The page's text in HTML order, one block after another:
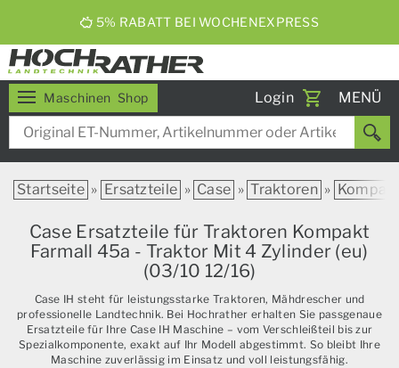
Maschinen Shop Login
Toggle
MENÜ
Startseite » Ersatzteile » Case » Traktoren »
Case Ersatzteile für Traktoren Kompakt
Farmall 45a - Traktor Mit 4 Zylinder (eu)
(03/10 12/16)
Case IH steht für leistungsstarke Traktoren, Mähdrescher und
professionelle Landtechnik. Bei Hochrather erhalten Sie passgenaue
Ersatzteile für Ihre Case IH Maschine – vom Verschleißteil bis zur
Spezialkomponente, exakt auf Ihr Modell abgestimmt. So bleibt Ihre
Maschine zuverlässig im Einsatz und voll leistungsfähig.